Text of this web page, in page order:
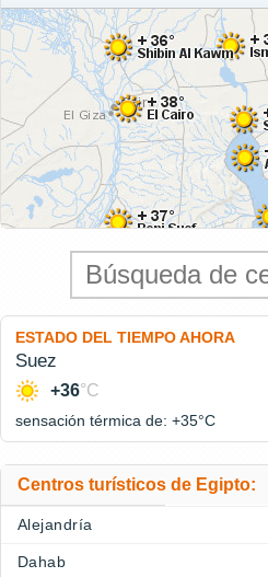
ESTADO DEL TIEMPO AHORA
Suez
+36°C
sensación térmica de: +35°C
Centros turísticos de Egipto:
Alejandría
Dahab